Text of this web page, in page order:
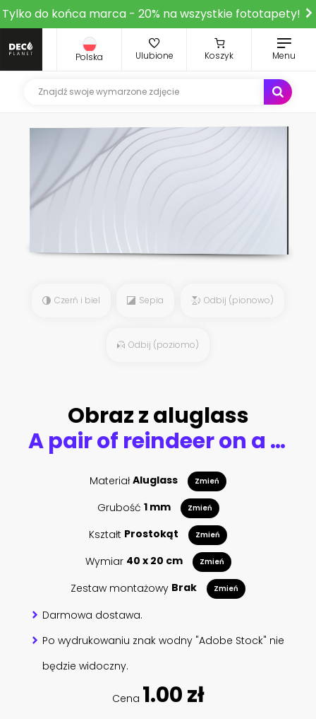
Tylko do końca marca - 20% na wszystkie fototapety!
Polska Ulubione Koszyk Menu
Czerń i biel Sepia Odbij (pionowo)
Odbij (poziomo)
Obraz z aluglass
A pair of reindeer on a snowy northern plain near the spruce forest. Mountains on the horizon. Wild animals of the North, USA, Canada, Russia and Scandinavia. Realistic Vector Landscape
MateriałAluglass Zmień
Grubość 1 mm Zmień
Kształt Prostokąt Zmień
Wymiar 40 x 20 cm Zmień
Zestaw montażowy Brak Zmień
Darmowa dostawa.
Po wydrukowaniu znak wodny "Adobe Stock" nie
będzie widoczny.
Cena 1.00 zł